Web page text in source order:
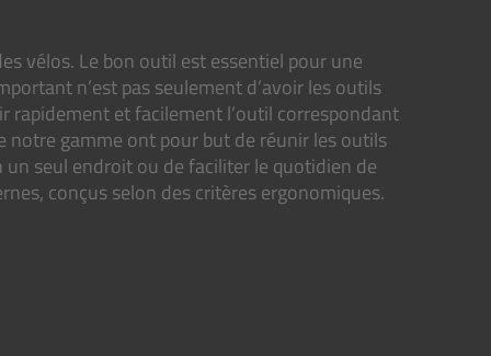
vélos. Le bon outil est essentiel pour une
n’est pas seulement d’avoir les outils
rapidement et facilement l’outil correspondant
notre gamme ont pour but de réunir les outils
seul endroit ou de faciliter le quotidien de
conçus selon des critères ergonomiques.